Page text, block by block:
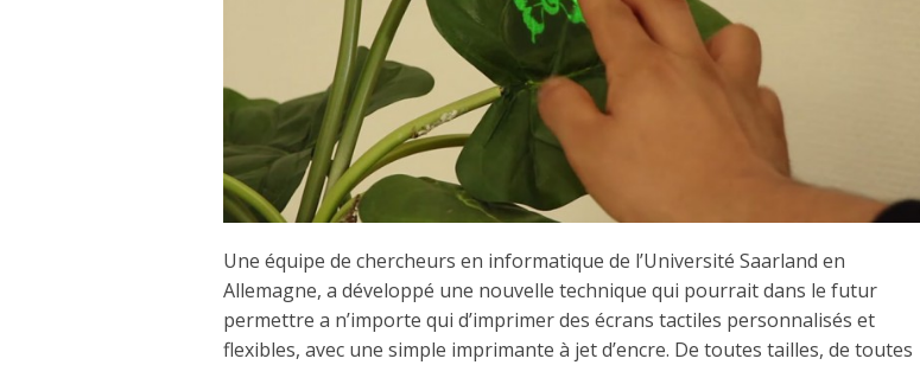
Une équipe de chercheurs en informatique de l’Université Saarland en
Allemagne, a développé une nouvelle technique qui pourrait dans le futur
permettre a n’importe qui d’imprimer des écrans tactiles personnalisés et
flexibles, avec une simple imprimante à jet d’encre. De toutes tailles, de toutes